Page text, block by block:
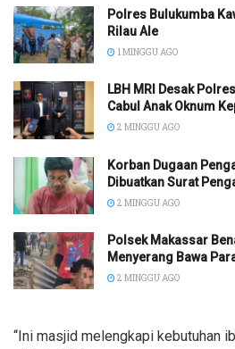
Polres Bulukumba
Rilau Ale
1 MINGGU AGO
LBH MRI Desak
Cabul Anak Oknum
2 MINGGU AGO
Korban Dugaan
Dibuatkan Surat
2 MINGGU AGO
Polsek Makassar
Menyerang Bawa
2 MINGGU AGO
“Ini masjid melengkapi kebutuhan